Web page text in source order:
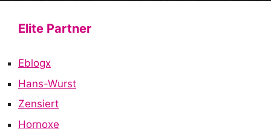
Elite Partner
Eblogx
Hans-Wurst
Zensiert
Hornoxe